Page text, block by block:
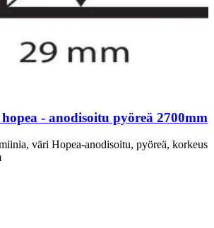
- anodisoitu pyöreä 2700mm
väri Hopea-anodisoitu, pyöreä, korkeus